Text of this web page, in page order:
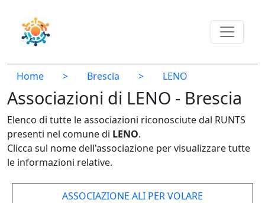
Home > Brescia > LENO
Associazioni di LENO - Brescia
Elenco di tutte le associazioni riconosciute dal RUNTS
presenti nel comune di LENO.
Clicca sul nome dell'associazione per visualizzare tutte
le informazioni relative.
ASSOCIAZIONE ALI PER VOLARE